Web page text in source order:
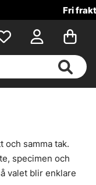
och samma tak.
specimen och
valet blir enklare